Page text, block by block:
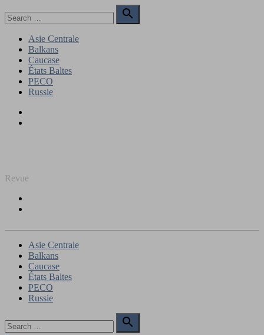
to
for:

Search
Asie Centrale
Balkans
Caucase
États Baltes
PECO
Russie
Revue
Asie Centrale
Balkans
Caucase
États Baltes
PECO
Russie
for:
